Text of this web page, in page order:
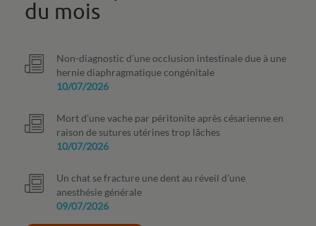
du mois
Non-diagnostic d’une occlusion intestinale due à une
hernie diaphragmatique congénitale
10/07/2026
Mort d’une vache par péritonite après césarienne en
raison de sutures utérines trop lâches
10/07/2026
Un chat se fracture une dent au réveil d'une
anesthésie générale
09/07/2026